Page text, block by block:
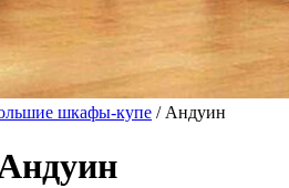
шкафы-купе / Андуин